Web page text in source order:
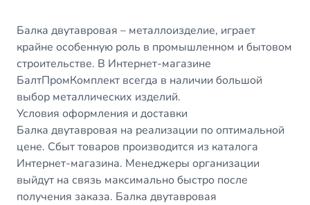
Балка двутавровая – металлоизделие, играет
крайне особенную роль в промышленном и бытовом
строительстве. В Интернет-магазине
БалтПромКомплект всегда в наличии большой
выбор металлических изделий.
Условия оформления и доставки
Балка двутавровая на реализации по оптимальной
цене. Сбыт товаров производится из каталога
Интернет-магазина. Менеджеры организации
выйдут на связь максимально быстро после
получения заказа. Балка двутавровая